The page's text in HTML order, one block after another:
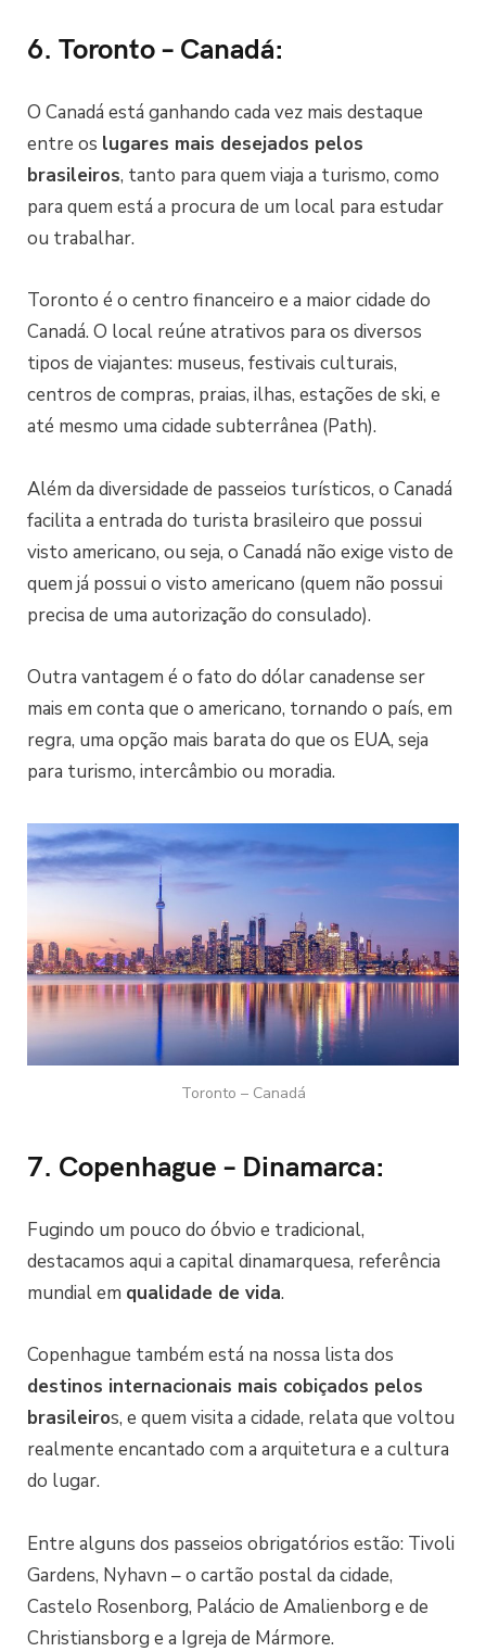
6. Toronto – Canadá:
O Canadá está ganhando cada vez mais destaque
entre os lugares mais desejados pelos
brasileiros, tanto para quem viaja a turismo, como
para quem está a procura de um local para estudar
ou trabalhar.
Toronto é o centro financeiro e a maior cidade do
Canadá. O local reúne atrativos para os diversos
tipos de viajantes: museus, festivais culturais,
centros de compras, praias, ilhas, estações de ski, e
até mesmo uma cidade subterrânea (Path).
Além da diversidade de passeios turísticos, o Canadá
facilita a entrada do turista brasileiro que possui
visto americano, ou seja, o Canadá não exige visto de
quem já possui o visto americano (quem não possui
precisa de uma autorização do consulado).
Outra vantagem é o fato do dólar canadense ser
mais em conta que o americano, tornando o país, em
regra, uma opção mais barata do que os EUA, seja
para turismo, intercâmbio ou moradia.
Toronto – Canadá
7. Copenhague – Dinamarca:
Fugindo um pouco do óbvio e tradicional,
destacamos aqui a capital dinamarquesa, referência
mundial em qualidade de vida.
Copenhague também está na nossa lista dos
destinos internacionais mais cobiçados pelos
brasileiros, e quem visita a cidade, relata que voltou
realmente encantado com a arquitetura e a cultura
do lugar.
Entre alguns dos passeios obrigatórios estão: Tivoli
Gardens, Nyhavn – o cartão postal da cidade,
Castelo Rosenborg, Palácio de Amalienborg e de
Christiansborg e a Igreja de Mármore.